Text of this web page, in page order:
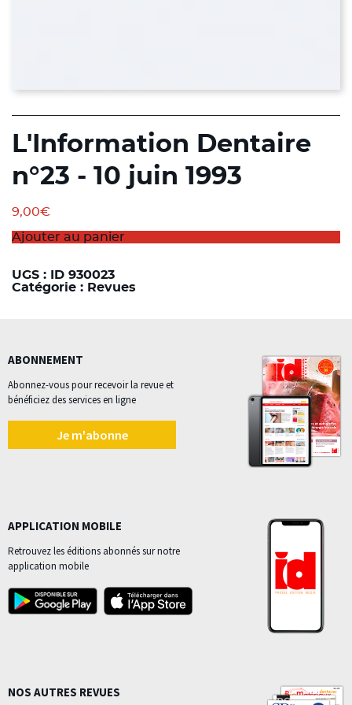
L'Information Dentaire
n°23 - 10 juin 1993
9,00€
Ajouter au panier
UGS :
ID 930023
Catégorie : Revues
ABONNEMENT
Abonnez-vous pour recevoir la revue et
bénéficiez des services en ligne
Je m'abonne
APPLICATION MOBILE
Retrouvez les éditions abonnés sur notre
application mobile
NOS AUTRES REVUES